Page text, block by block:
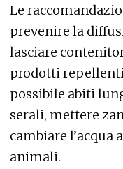
Le
prevenire la
lasciare
prodotti
possibile abiti
serali, mettere
cambiare l’acqua
animali.